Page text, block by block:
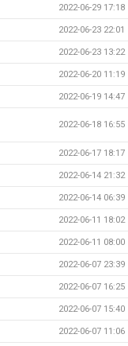
2022-06-29 17:18
2022-06-23 22:01
2022-06-23 13:22
2022-06-20 11:19
2022-06-19 14:47
2022-06-18 16:55
2022-06-17 18:17
2022-06-14 21:32
2022-06-14 06:39
2022-06-11 18:02
2022-06-11 08:00
2022-06-07 23:39
2022-06-07 16:25
2022-06-07 15:40
2022-06-07 11:06